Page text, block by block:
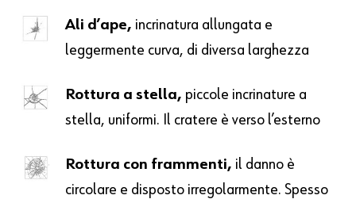
Ali d’ape, incrinatura allungata e
leggermente curva, di diversa larghezza
Rottura a stella, piccole incrinature a
stella, uniformi. Il cratere è verso l’esterno
Rottura con frammenti, il danno è
circolare e disposto irregolarmente. Spesso